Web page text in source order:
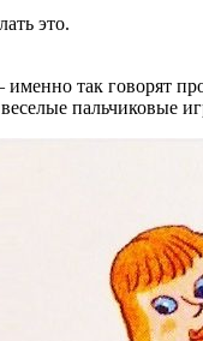
это.
именно так говорят
пальчиковые